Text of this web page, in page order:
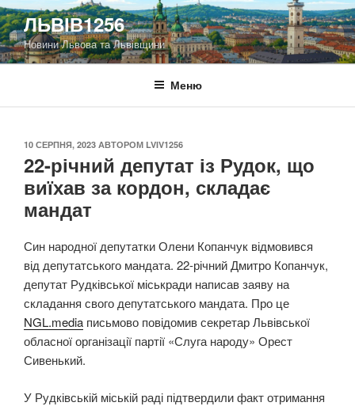
Перейти
до
вмісту
ЛЬВІВ1256
Новини Львова та Львівщини
Меню
ОПУБЛІКОВАНО
10 СЕРПНЯ, 2023 АВТОРОМ LVIV1256
22-річний депутат із Рудок, що
виїхав за кордон, складає
мандат
Син народної депутатки Олени Копанчук відмовився
від депутатського мандата. 22-річний Дмитро Копанчук,
депутат Рудківської міськради написав заяву на
складання свого депутатського мандата. Про це
NGL.media письмово повідомив секретар Львівської
обласної організації партії «Слуга народу» Орест
Сивенький.
У Рудківській міській раді підтвердили факт отримання